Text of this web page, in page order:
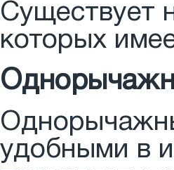
Существует
которых
удобными в